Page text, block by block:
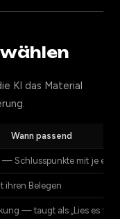
KI das Material
Wann passend
— Schlusspunkte mit je
ihren Belegen
— taugt als „Lies es für